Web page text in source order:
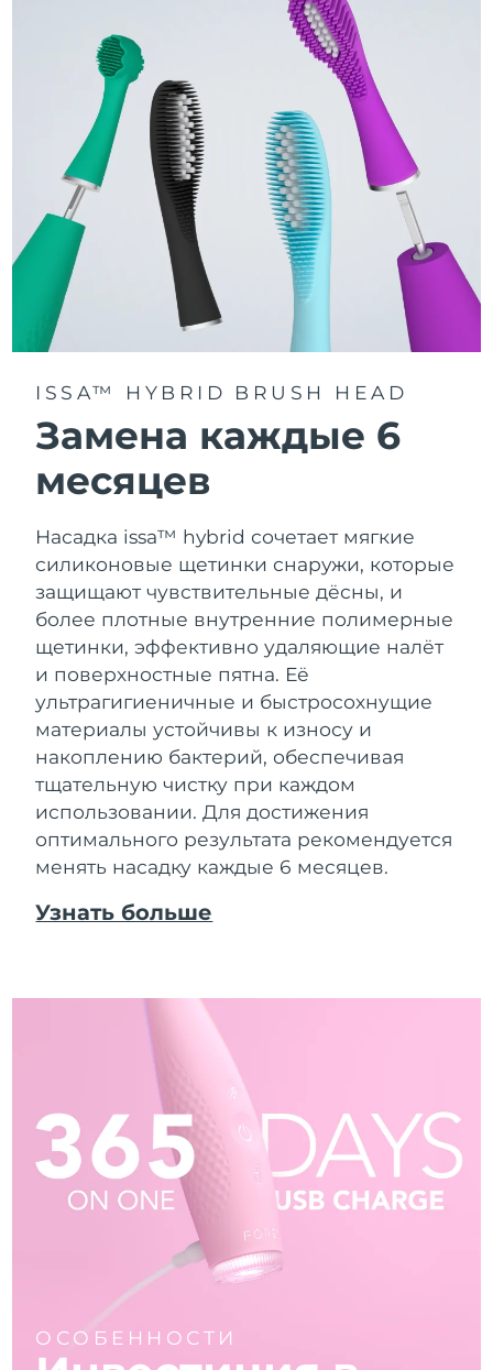
3 режима чистки: Deep Clean, Whitening и Sensitive.
Технология Sonic Pulse обеспечивает 11 000
пульсаций в минуту для глубокого и бережного
очищения всей полости рта.
Получите доступ к индивидуальным режимам
чистки через приложение FOREO For You.
ISSA™ HYBRID BRUSH HEAD
Замена каждые 6
месяцев
Насадка issa™ hybrid сочетает мягкие
силиконовые щетинки снаружи, которые
защищают чувствительные дёсны, и
более плотные внутренние полимерные
щетинки, эффективно удаляющие налёт
и поверхностные пятна. Её
ультрагигиеничные и быстросохнущие
материалы устойчивы к износу и
накоплению бактерий, обеспечивая
тщательную чистку при каждом
использовании. Для достижения
оптимального результата рекомендуется
менять насадку каждые 6 месяцев.
Узнать больше
ОСОБЕННОСТИ